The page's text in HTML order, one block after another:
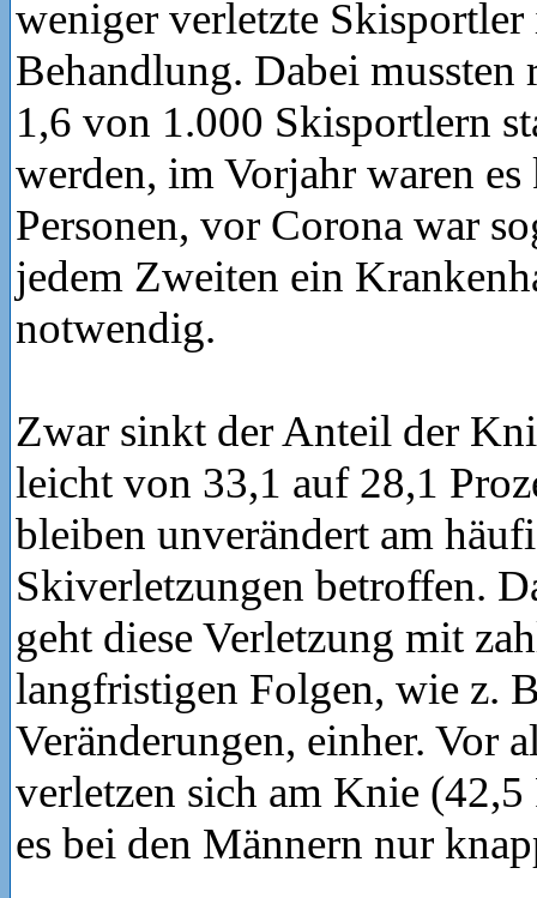
weniger verletzte
Behandlung. Dabei mussten
1,6 von 1.000 Skisportlern
werden, im Vorjahr waren es
Personen, vor Corona war
jedem Zweiten ein
notwendig.
Zwar sinkt der Anteil der
leicht von 33,1 auf 28,1
bleiben unverändert am
Skiverletzungen betroffen.
geht diese Verletzung mit
langfristigen Folgen, wie z.
Veränderungen, einher. Vor
verletzen sich am Knie
es bei den Männern nur